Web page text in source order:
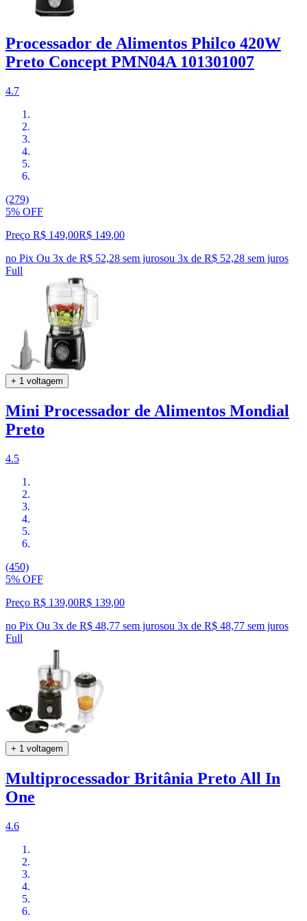
Processador de Alimentos Philco 420W
Preto Concept PMN04A 101301007
4.7
(279)
5% OFF
Preço R$ 149,00R$ 149,00
no Pix Ou 3x de R$ 52,28 sem jurosou 3x de R$ 52,28 sem juros
Full
+ 1 voltagem
Mini Processador de Alimentos Mondial
Preto
4.5
(450)
5% OFF
Preço R$ 139,00R$ 139,00
no Pix Ou 3x de R$ 48,77 sem jurosou 3x de R$ 48,77 sem juros
Full
+ 1 voltagem
Multiprocessador Britânia Preto All In
One
4.6